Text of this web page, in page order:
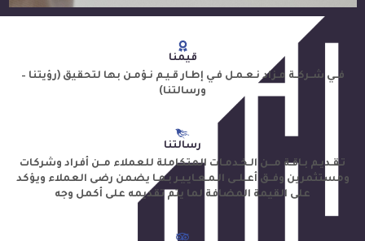
قيمنا
فــي شــركــة مـزاد نـعـمـل فـي إطـار قـيـم نـؤمـن بها لتحقيق (رؤيتنا –
ورسالتنا)
رسالتنا
تـقـديـم بـاقـة مـــن الـخـدمـات المتكاملة للعملاء مــن أفراد وشركات
ومستثمرين وفــق أعــلــى الـمـعـايـيـر بـمـا يضمن رضى العملاء ويؤكد
على القيمة المضافة لما يتم تقديمه على أكمل وجه